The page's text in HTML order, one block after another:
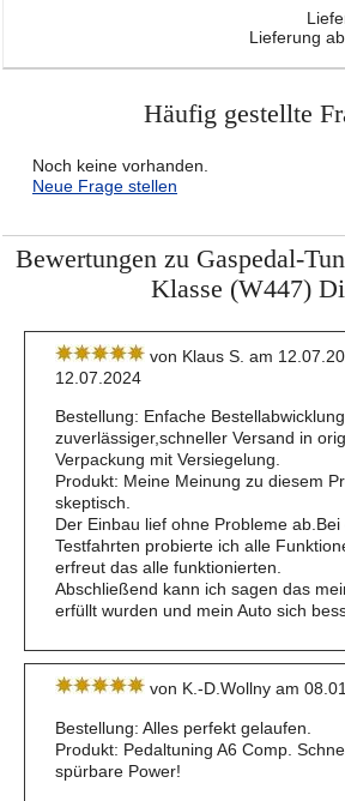
Lieferung
Häufig gestellte
Noch keine vorhanden.
Neue Frage stellen
Bewertungen zu Gaspedal-
Klasse (W447)
von Klaus S. am
12.07.2024
Bestellung: Enfache
zuverlässiger,schneller Versand in
Verpackung mit Versiegelung.
Produkt: Meine Meinung zu diesem
skeptisch.
Der Einbau lief ohne Probleme ab.Bei
Testfahrten probierte ich alle
erfreut das alle funktionierten.
Abschließend kann ich sagen das
erfüllt wurden und mein Auto sich
von K.-D.Wollny am
Bestellung: Alles perfekt gelaufen.
Produkt: Pedaltuning A6 Comp.
spürbare Power!